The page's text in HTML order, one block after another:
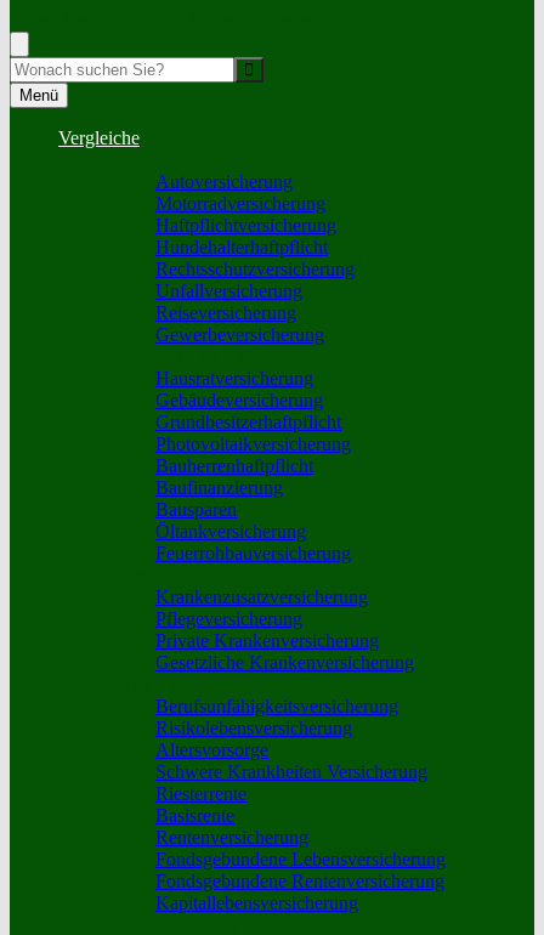
Menü
Vergleiche
Autoversicherung
Motorradversicherung
Haftpflichtversicherung
Hundehalterhaftpflicht
Rechtsschutzversicherung
Unfallversicherung
Reiseversicherung
Gewerbeversicherung
Hausratversicherung
Gebäudeversicherung
Grundbesitzerhaftpflicht
Photovoltaikversicherung
Bauherrenhaftpflicht
Baufinanzierung
Bausparen
Öltankversicherung
Feuerrohbauversicherung
Krankenzusatzversicherung
Pflegeversicherung
Private Krankenversicherung
Gesetzliche Krankenversicherung
Berufs­unfähigkeitsversicherung
Risikolebensversicherung
Altersvorsorge
Schwere Krankheiten Versicherung
Riesterrente
Basisrente
Rentenversicherung
Fondsgebundene Lebensversicherung
Fondsgebundene Rentenversicherung
Kapitallebensversicherung